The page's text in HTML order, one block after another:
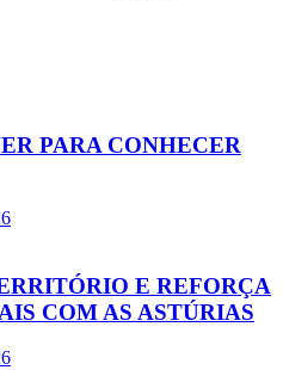
PARA CONHECER
E REFORÇA
COM AS ASTÚRIAS